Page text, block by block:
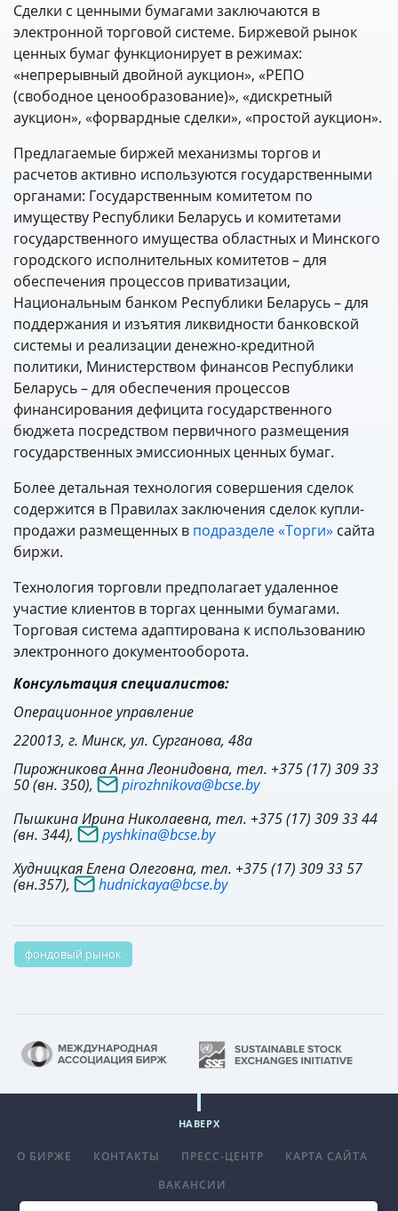
Сделки с ценными бумагами заключаются в
электронной торговой системе. Биржевой рынок
ценных бумаг функционирует в режимах:
«непрерывный двойной аукцион», «РЕПО
(свободное ценообразование)», «дискретный
аукцион», «форвардные сделки», «простой аукцион».
Предлагаемые биржей механизмы торгов и
расчетов активно используются государственными
органами: Государственным комитетом по
имуществу Республики Беларусь и комитетами
государственного имущества областных и Минского
городского исполнительных комитетов – для
обеспечения процессов приватизации,
Национальным банком Республики Беларусь – для
поддержания и изъятия ликвидности банковской
системы и реализации денежно-кредитной
политики, Министерством финансов Республики
Беларусь – для обеспечения процессов
финансирования дефицита государственного
бюджета посредством первичного размещения
государственных эмиссионных ценных бумаг.
Более детальная технология совершения сделок
содержится в Правилах заключения сделок купли-
продажи размещенных в подразделе «Торги» сайта
биржи.
Технология торговли предполагает удаленное
участие клиентов в торгах ценными бумагами.
Торговая система адаптирована к использованию
электронного документооборота.
Консультация специалистов:
Операционное управление
220013, г. Минск, ул. Сурганова, 48а
Пирожникова Анна Леонидовна, тел. +375 (17) 309 33
50 (вн. 350),
pirozhnikova@bcse.by
Пышкина Ирина Николаевна, тел. +375 (17) 309 33 44
(вн. 344),
pyshkina@bcse.by
Худницкая Елена Олеговна, тел. +375 (17) 309 33 57
(вн.357),
hudnickaya@bcse.by
фондовый рынок
О БИРЖЕ КОНТАКТЫ ПРЕСС-ЦЕНТР
КАРТА САЙТА
ВАКАНСИИ
НАВЕРХ